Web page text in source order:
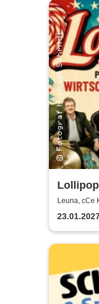
Lollipop
Show -
Leuna, cCe